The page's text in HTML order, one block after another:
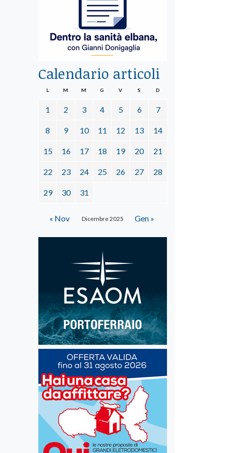
Calendario articoli
Dicembre 2025
L M M G V S D
1 2 3 4 5 6 7
8 9 10 11 12 13 14
15 16 17 18 19 20 21
22 23 24 25 26 27 28
29 30 31
« Nov Gen »